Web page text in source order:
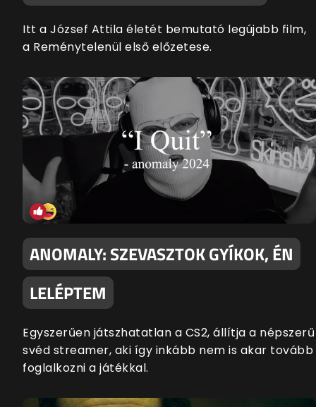
Itt a József Attila életét bemutató legújabb film,
a Reménytelenül első előzetese.
ANOMALY: SZEVASZTOK GYÍKOK, ÉN
LELÉPTEM
Egyszerűen játszhatatlan a CS2, állítja a népszerű
svéd streamer, aki így inkább nem is akar tovább
foglalkozni a játékkal.